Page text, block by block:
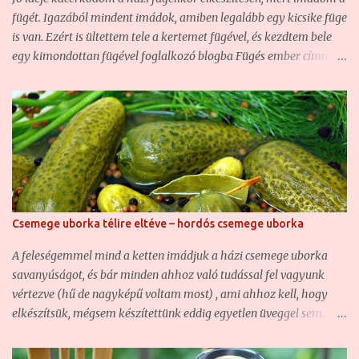
befolyásolja az alapanyag minősége. Hozzávalók a
szilvabefőtthöz: - 2 kg szilva - 40 dkg kristálycukor - 1 liter
csapvíz - fahéj (o...
fügét. Igazából mindent imádok, amiben legalább egy kicsike füge
is van. Ezért is ültettem tele a kertemet fügével, és kezdtem bele
egy kimondottan fügével foglalkozó blogba Fügés ember címmel.
elterjedt jelenség, mint a házikertekben, ezért nagyon nehéz jó
fügés recepteket fellelni magyar háziasszonyok tollából. A
magyar weben keringő fügelikőrök is nagyjából mind ugyanazok.
Végy egy kis vodkát vagy pálinkát, dobálj bele fügét, önts bele
cukrot, hagyd állni, szűrd le, aztán kész is. A merészebbek talán
már fahéjat, vagy netán vaníliát is tesznek bele... Aki rendszeres
olvasója a feleségemmel közösen vezetett blogunknak, az viszont
jól tudja, hogy én ennél ínyencebb vagyok. Szeretem a finom
ízeket, az illatos fűszereket, és a különleges, de ugyanakkor jól
eltalált recepteket. Hajlandó vagyok kísérletezni is, így sokszor
itt-o...
Csemege uborka télire eltéve – hordós csemege uborka
A feleségemmel mind a ketten imádjuk a házi csemege uborka
savanyúságot, és bár minden ahhoz való tudással fel vagyunk
vértezve (hű de nagyképű voltam most) , ami ahhoz kell, hogy
elkészítsük, mégsem készítettünk eddig egyetlen üveggel sem.
piacokon pedig 4-7 centis uborkákat beszerezni szinte lehetetlen,